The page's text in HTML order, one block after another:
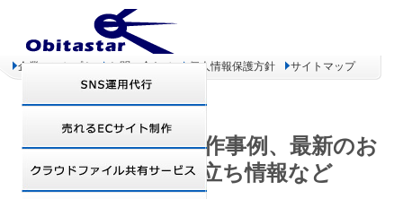
企業コンセプト お問い合わせ 個人情報保護方針 サイトマップ
オビタスター 制作事例、最新のお
得情報、お役立ち情報など